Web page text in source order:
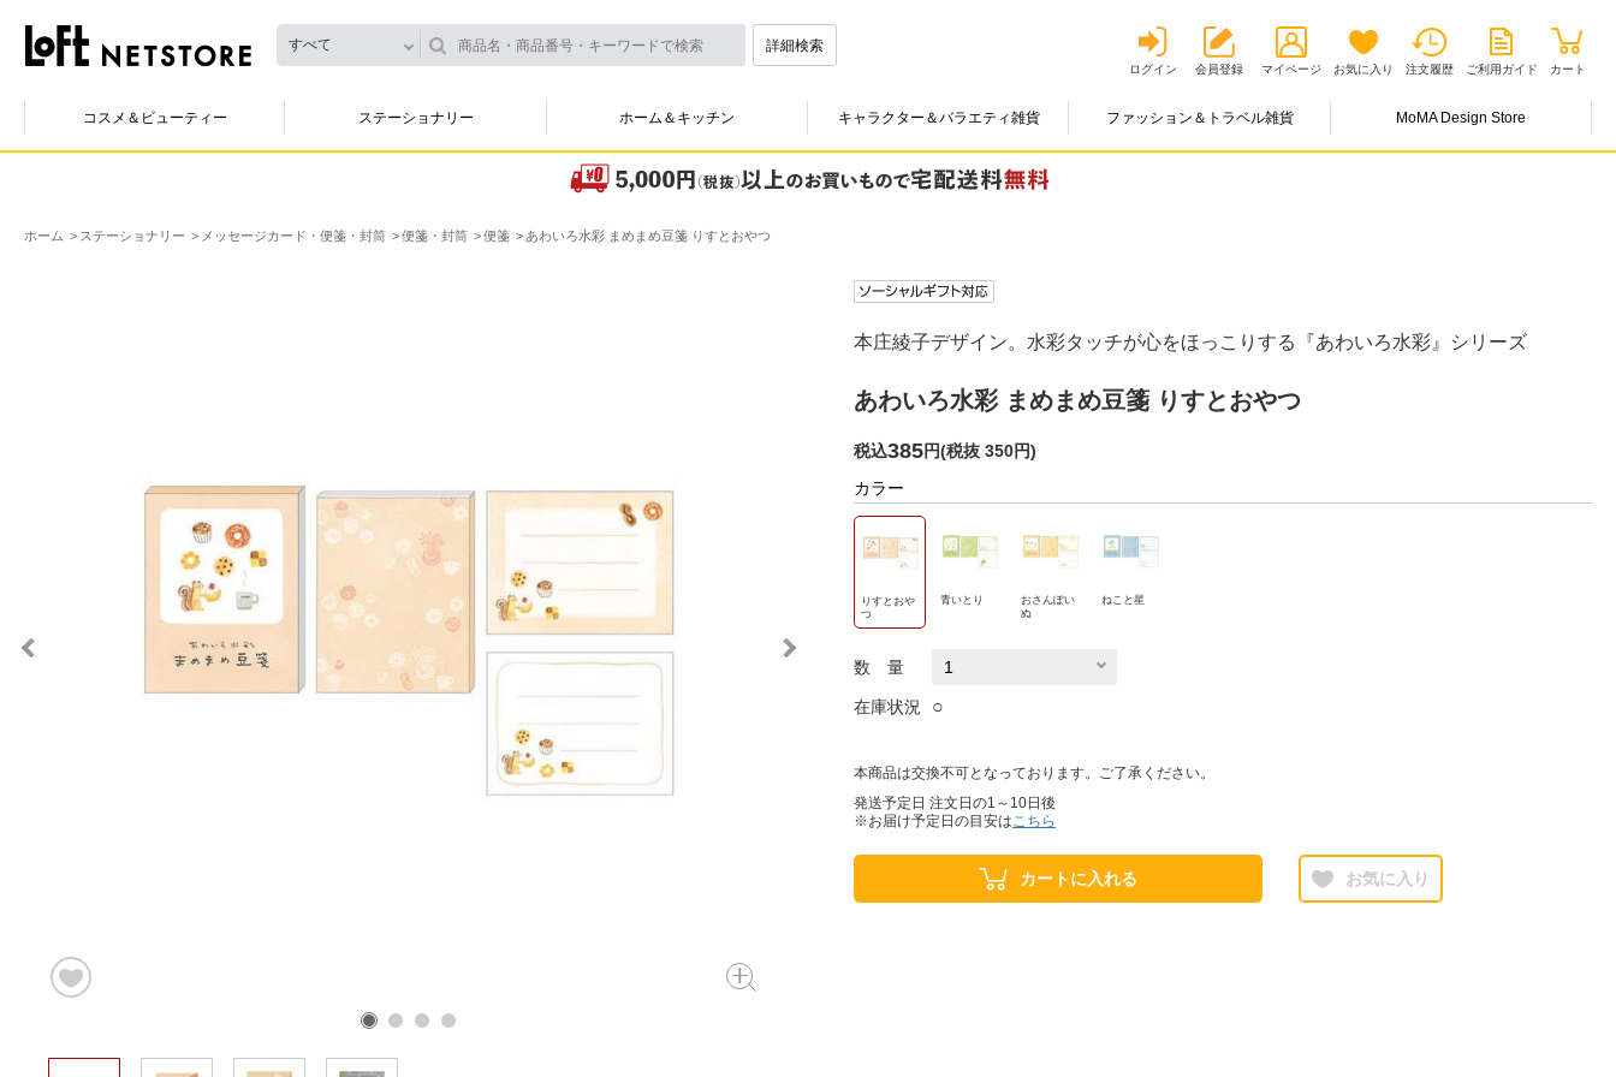
すべて 詳細検索
ログイン 会員登録 マイページ お気に入り 注文履歴 ご利用ガイド カート
コスメ＆ビューティー ステーショナリー ホーム＆キッチン キャラクター＆バラエティ雑貨 ファッション＆トラベル雑貨 MoMA Design Store
ホーム ステーショナリー メッセージカード・便箋・封筒 便箋・封筒 便箋 あわいろ水彩 まめまめ豆箋 りすとおやつ
本庄綾子デザイン。水彩タッチが心をほっこりする『あわいろ水彩』シリーズ
あわいろ水彩 まめまめ豆箋 りすとおやつ
税込385円(税抜 350円)
カラー
りすとおや
つ
青いとり
おさんぽい
ぬ
ねこと星
数 量
在庫状況 ○
本商品は交換不可となっております。ご了承ください。
発送予定日 注文日の1～10日後
※お届け予定日の目安はこちら
カートに入れる お気に入り